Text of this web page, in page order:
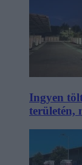
Ingyen
területén,